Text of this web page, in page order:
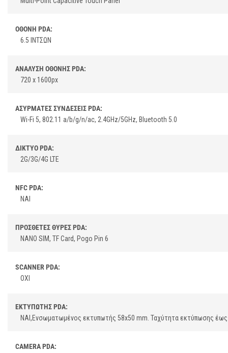
ΟΘΟΝΗ PDA:
6.5 ΙΝΤΣΩΝ
ΑΝΑΛΥΣΗ ΟΘΟΝΗΣ PDA:
720 x 1600px
ΑΣΥΡΜΑΤΕΣ ΣΥΝΔΕΣΕΙΣ PDA:
Wi-Fi 5, 802.11 a/b/g/n/ac, 2.4GHz/5GHz, Bluetooth 5.0
ΔΙΚΤΥΟ PDA:
2G/3G/4G LTE
NFC PDA:
ΝΑΙ
ΠΡΟΣΘΕΤΕΣ ΘΥΡΕΣ PDA:
NANO SIM, TF Card, Pogo Pin 6
SCANNER PDA:
ΟΧΙ
ΕΚΤΥΠΩΤΗΣ PDA:
ΝΑΙ,Ενσωματωμένος εκτυπωτής 58x50 mm. Ταχύτητα εκτύπωσης
CAMERA PDA: